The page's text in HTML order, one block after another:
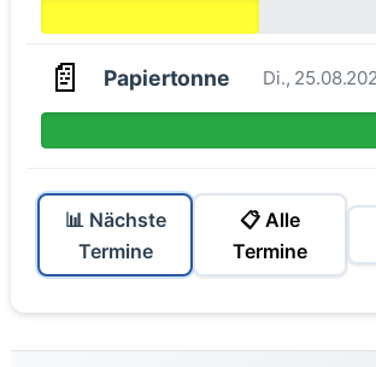
📄 Papiertonne Di.,
📊 Nächste
Termine
📋 Alle
Termine